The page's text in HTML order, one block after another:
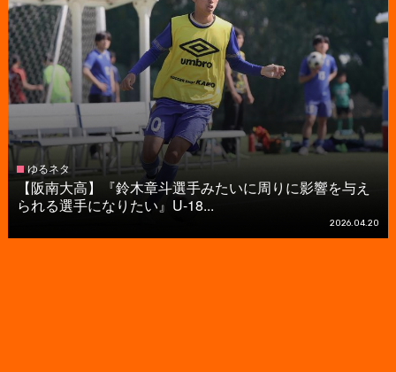
ゆるネタ
【阪南大高】『鈴木章斗選手みたいに周りに影響を与え
られる選手になりたい』U-18...
2026.04.20